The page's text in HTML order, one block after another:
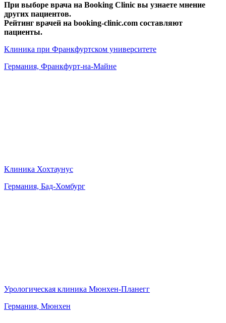
При выборе врача на Booking Clinic вы узнаете мнение
других пациентов.
Рейтинг врачей на booking-clinic.com составляют
пациенты.
Клиника при Франкфуртском университете
Германия, Франкфурт-на-Майне
Клиника Хохтаунус
Германия, Бад-Хомбург
Урологическая клиника Мюнхен-Планегг
Германия, Мюнхен